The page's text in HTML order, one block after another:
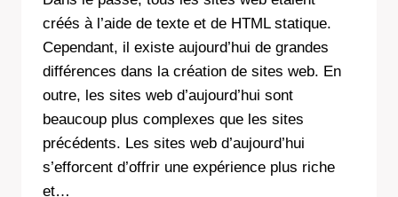
créés à l’aide de texte et de HTML statique.
Cependant, il existe aujourd’hui de grandes
différences dans la création de sites web. En
outre, les sites web d’aujourd’hui sont
beaucoup plus complexes que les sites
précédents. Les sites web d’aujourd’hui
s’efforcent d’offrir une expérience plus riche
et…